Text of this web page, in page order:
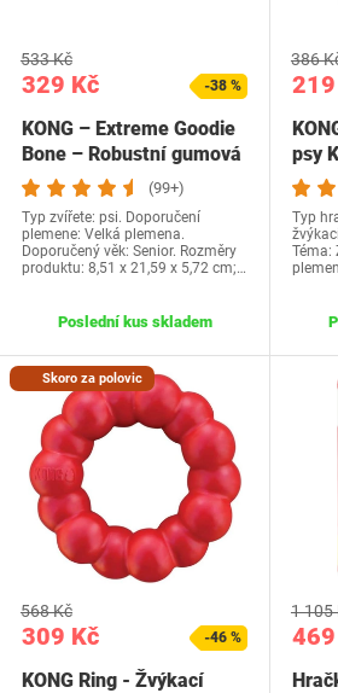
329 Kč
533 Kč
-38 %
KONG – Extreme Goodie
Bone – Robustní gumová
kost pro silné…(99+)
Typ zvířete: psi. Doporučení
plemene: Velká plemena.
Doporučený věk: Senior. Rozměry
produktu: 8,51 x 21,59 x 5,72 cm;…
Poslední kus skladem
386
psy
Typ
Téma:
Skoro za polovic
309 Kč
568 Kč
-46 %
KONG Ring - Žvýkací
1 105